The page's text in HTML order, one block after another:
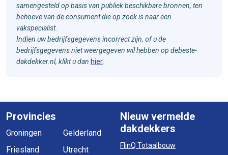
samengesteld op basis van publiek beschikbare bronnen, ten
behoeve van de consument die op zoek is naar een
vakspecialist.
Indien uw bedrijfsgegevens incorrect zijn, of u de
bedrijfsgegevens niet weergegeven wil hebben op debeste-
dakdekker.nl, klikt u dan hier
Provincies
Groningen
Friesland
Gelderland
Utrecht
Nieuw vermelde
dakdekkers
FlinQ Totaalbouw